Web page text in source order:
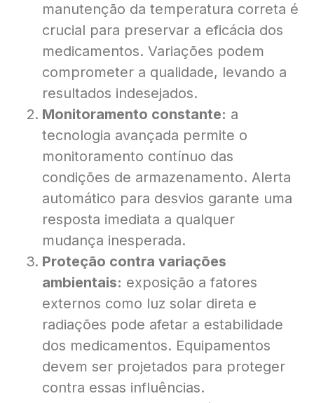
manutenção da temperatura correta é
crucial para preservar a eficácia dos
medicamentos. Variações podem
comprometer a qualidade, levando a
resultados indesejados.
Monitoramento constante: a
tecnologia avançada permite o
monitoramento contínuo das
condições de armazenamento. Alerta
automático para desvios garante uma
resposta imediata a qualquer
mudança inesperada.
Proteção contra variações
ambientais: exposição a fatores
externos como luz solar direta e
radiações pode afetar a estabilidade
dos medicamentos. Equipamentos
devem ser projetados para proteger
contra essas influências.